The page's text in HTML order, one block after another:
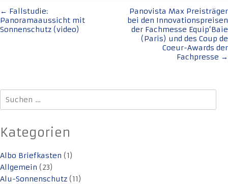
Beitragsnavigation
← Fallstudie:
Panoramaaussicht mit
Sonnenschutz (video)
Panovista Max Preisträger
bei den Innovationspreisen
der Fachmesse Equip‘Baie
(Paris) und des Coup de
Coeur-Awards der
Fachpresse →
Suchen
nach:
Kategorien
Albo Briefkasten (1)
Allgemein (23)
Alu-Sonnenschutz (11)